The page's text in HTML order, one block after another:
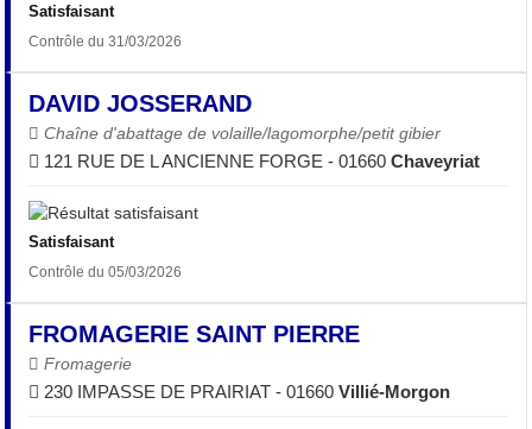
Satisfaisant
Contrôle du 31/03/2026
DAVID JOSSERAND
Chaîne d'abattage de volaille/lagomorphe/petit gibier
121 RUE DE L ANCIENNE FORGE - 01660Chaveyriat
Satisfaisant
Contrôle du 05/03/2026
FROMAGERIE SAINT PIERRE
Fromagerie
230 IMPASSE DE PRAIRIAT - 01660Villié-Morgon